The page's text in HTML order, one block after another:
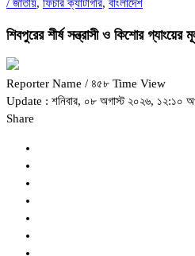
/ জাতীয়, ফিচার ক্যাটাগরি, বাংলাদেশ
শিবপুরের শীর্ষ সন্ত্রাসী ও কিশোর
Reporter Name / ৪৫৮ Time View
Update : শনিবার, ০৮ অগাস্ট ২০২৬, ১২:১০
Share